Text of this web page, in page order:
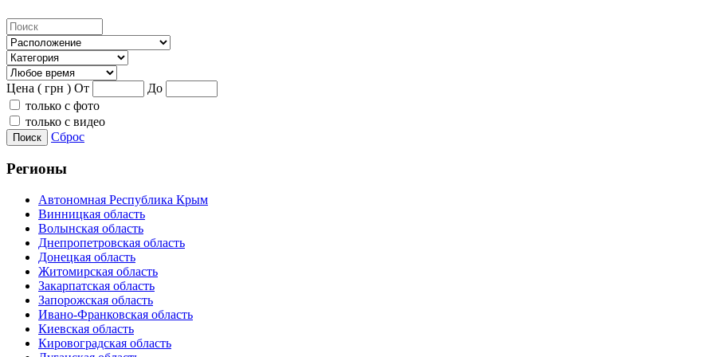
Цена ( грн ) От
До
только с фото
только с видео
Поиск Сброс
Регионы
Автономная Республика Крым
Винницкая область
Волынская область
Днепропетровская область
Донецкая область
Житомирская область
Закарпатская область
Запорожская область
Ивано-Франковская область
Киевская область
Кировоградская область